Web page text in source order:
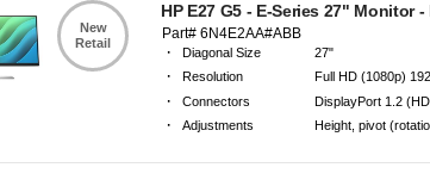
New
Retail
HP E27 G5 - E-Series 27" Monitor -
Part# 6N4E2AA#ABB
· Diagonal Size 27"
· Resolution Full HD (1080p)
· Connectors DisplayPort 1.2
· Adjustments Height, pivot